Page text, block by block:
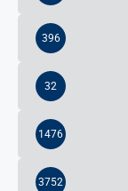
396
32
1476
3752